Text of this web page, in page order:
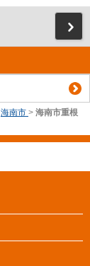
海南市 > 海南市重根